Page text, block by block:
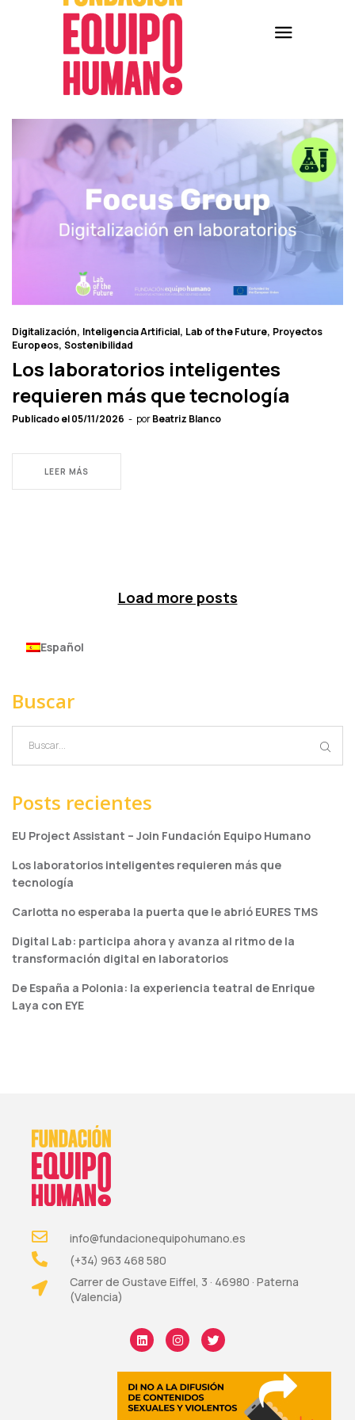
Digitalización Inteligencia Artificial Lab of the Future Proyectos
Europeos Sostenibilidad
Los laboratorios inteligentes
requieren más que tecnología
Publicado el05/11/2026 porBeatriz Blanco
LEER MÁS
Load more posts
Español
Buscar
Posts recientes
EU Project Assistant – Join Fundación Equipo Humano
Los laboratorios inteligentes requieren más que
tecnología
Carlotta no esperaba la puerta que le abrió EURES TMS
Digital Lab: participa ahora y avanza al ritmo de la
transformación digital en laboratorios
De España a Polonia: la experiencia teatral de Enrique
Laya con EYE
info@fundacionequipohumano.es
(+34) 963 468 580
Carrer de Gustave Eiffel, 3 · 46980 · Paterna
(Valencia)